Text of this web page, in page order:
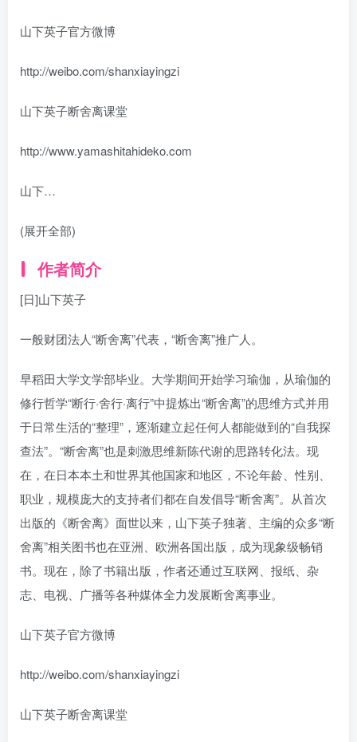
山下英子官方微博
http://weibo.com/shanxiayingzi
山下英子断舍离课堂
http://www.yamashitahideko.com
山下…
(展开全部)
作者简介
[日]山下英子
一般财团法人“断舍离”代表，“断舍离”推广人。
早稻田大学文学部毕业。大学期间开始学习瑜伽，从瑜伽的
修行哲学“断行·舍行·离行”中提炼出“断舍离”的思维方式并用
于日常生活的“整理”，逐渐建立起任何人都能做到的“自我探
查法”。“断舍离”也是刺激思维新陈代谢的思路转化法。现
在，在日本本土和世界其他国家和地区，不论年龄、性别、
职业，规模庞大的支持者们都在自发倡导“断舍离”。从首次
出版的《断舍离》面世以来，山下英子独著、主编的众多“断
舍离”相关图书也在亚洲、欧洲各国出版，成为现象级畅销
书。现在，除了书籍出版，作者还通过互联网、报纸、杂
志、电视、广播等各种媒体全力发展断舍离事业。
山下英子官方微博
http://weibo.com/shanxiayingzi
山下英子断舍离课堂